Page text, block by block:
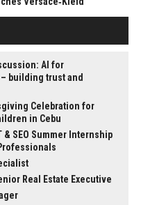
AI for
building trust and
Celebration for
in Cebu
SEO Summer Internship
Real Estate Executive